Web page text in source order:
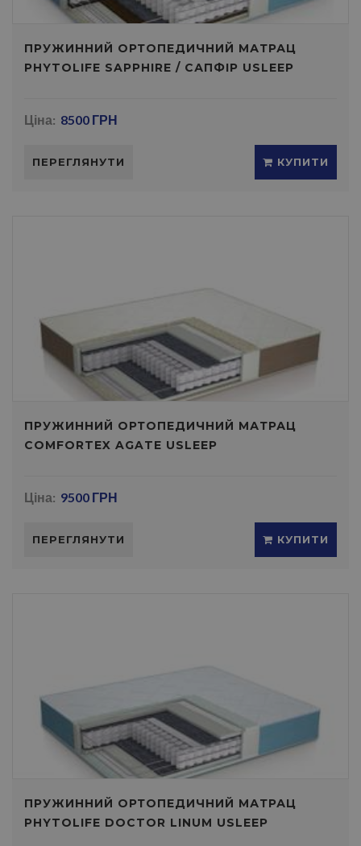
ПРУЖИННИЙ ОРТОПЕДИЧНИЙ МАТРАЦ
PHYTOLIFE SAPPHIRE / САПФІР USLEEP
Ціна: 8500 ГРН
ПЕРЕГЛЯНУТИ КУПИТИ
ПРУЖИННИЙ ОРТОПЕДИЧНИЙ МАТРАЦ
COMFORTEX AGATE USLEEP
Ціна: 9500 ГРН
ПЕРЕГЛЯНУТИ КУПИТИ
ПРУЖИННИЙ ОРТОПЕДИЧНИЙ МАТРАЦ
PHYTOLIFE DOCTOR LINUM USLEEP